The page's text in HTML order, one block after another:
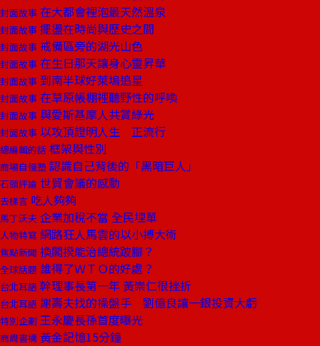
封面故事 在大都會裡泡最天然溫泉
封面故事 擺盪在時尚與歷史之間
封面故事 戒備區旁的湖光山色
封面故事 在生日那天讓身心靈昇華
封面故事 到南半球好萊塢追星
封面故事 在草原帳棚裡聽野性的呼喚
封面故事 與愛斯基摩人共賞綠光
封面故事 以攻頂證明人生 正流行
總編輯的話 框架與性別
商場自慢塾 認識自己背後的「黑暗巨人」
石頭評論 世貿會議的感動
去梯言 吃人夠夠
馬丁沃夫 企業加稅不當 全民埋單
人物特寫 網路狂人馬雲的以小搏大術
焦點新聞 換閣揆能治總統跛腳？
全球話題 誰得了ＷＴＯ的好處？
台北耳語 幹理事長第一年 黃崇仁很挫折
台北耳語 謝壽夫找的操盤手 劉億良讓一銀投資大虧
特別企劃 王永慶長孫首度曝光
商周書摘 黃金記憶15分鐘